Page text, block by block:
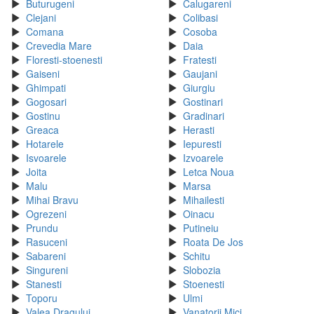
Buturugeni
Calugareni
Clejani
Colibasi
Comana
Cosoba
Crevedia Mare
Daia
Floresti-stoenesti
Fratesti
Gaiseni
Gaujani
Ghimpati
Giurgiu
Gogosari
Gostinari
Gostinu
Gradinari
Greaca
Herasti
Hotarele
Iepuresti
Isvoarele
Izvoarele
Joita
Letca Noua
Malu
Marsa
Mihai Bravu
Mihailesti
Ogrezeni
Oinacu
Prundu
Putineiu
Rasuceni
Roata De Jos
Sabareni
Schitu
Singureni
Slobozia
Stanesti
Stoenesti
Toporu
Ulmi